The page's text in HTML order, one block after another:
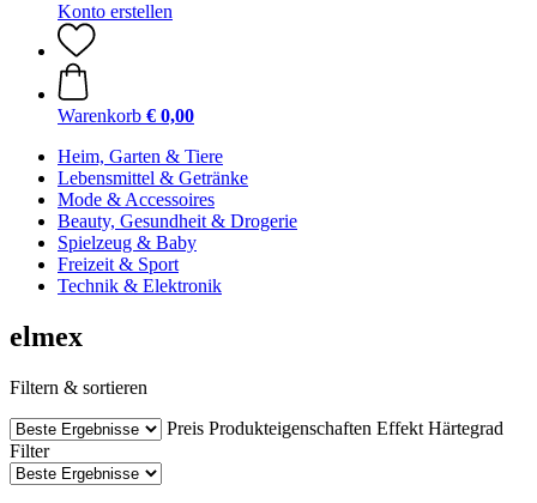
Konto erstellen
Warenkorb € 0,00
Heim, Garten & Tiere
Lebensmittel & Getränke
Mode & Accessoires
Beauty, Gesundheit & Drogerie
Spielzeug & Baby
Freizeit & Sport
Technik & Elektronik
elmex
Filtern & sortieren
Preis Produkteigenschaften Effekt Härtegrad
Filter